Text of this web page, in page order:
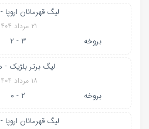
لیگ قهرمانان اروپا
۲۱ مرداد ۱۴۰۴
بروخه 3 - 2
لیگ برتر بلژیک -
۱۸ مرداد ۱۴۰۴
بروخه 2 - 0
لیگ قهرمانان اروپا